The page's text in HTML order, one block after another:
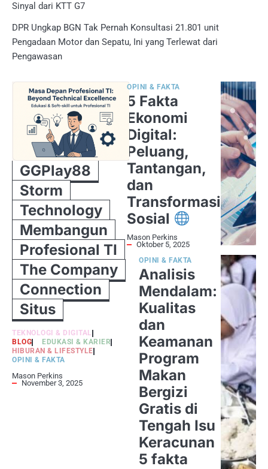
Sinyal dari KTT G7
DPR Ungkap BGN Tak Pernah Konsultasi 21.801 unit
Pengadaan Motor dan Sepatu, Ini yang Terlewat dari
Pengawasan
GGPlay88
Storm
Technology
Membangun
Profesional TI
The Company
Connection
Situs
TEKNOLOGI & DIGITAL
BLOG
EDUKASI & KARIER
HIBURAN & LIFESTYLE
OPINI & FAKTA
Mason Perkins
November 3, 2025
5 Fakta
Ekonomi
Digital:
Peluang,
Tantangan,
dan
Transformasi
Sosial
OPINI & FAKTA
Mason Perkins
Oktober 5, 2025
Analisis
Mendalam:
Kualitas
dan
Keamanan
Program
Makan
Bergizi
Gratis di
Tengah Isu
Keracunan
5 fakta
OPINI & FAKTA